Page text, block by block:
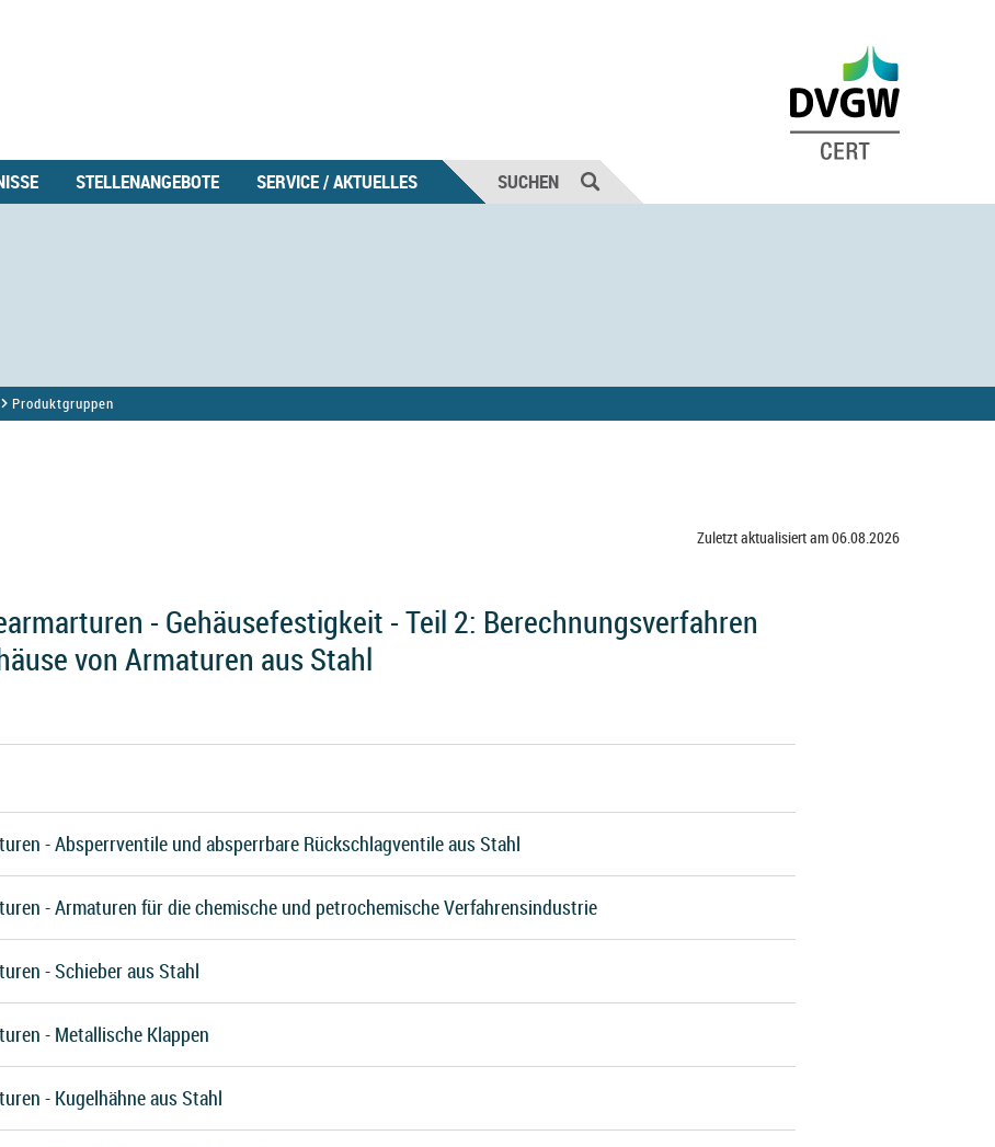
STELLENANGEBOTE SERVICE / AKTUELLES SUCHEN
Produktgruppen
Zuletzt aktualisiert am 06.08.2026
- Gehäusefestigkeit - Teil 2: Berechnungsverfahren
von Armaturen aus Stahl
- Absperrventile und absperrbare Rückschlagventile aus Stahl
- Armaturen für die chemische und petrochemische Verfahrensindustrie
- Schieber aus Stahl
- Metallische Klappen
- Kugelhähne aus Stahl